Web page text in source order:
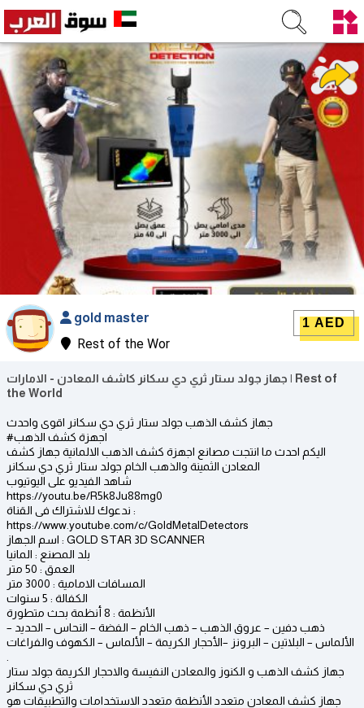
gold master
Rest of the Wor
1 AED
جهاز جولد ستار ثري دي سكانر كاشف المعادن - الامارات | Rest of
the World
جهاز كشف الذهب جولد ستار ثري دي سكانر اقوى واحدث
#اجهزة كشف الذهب
اليكم احدث ما انتجت مصانع اجهزة كشف الذهب الالمانية جهاز كشف
المعادن الثمينة والذهب الخام جولد ستار ثري دي سكانر
شاهد الفيديو على اليوتيوب
https://youtu.be/R5k8Ju88mg0
ندعوك للاشتراك فى القناة :
https://www.youtube.com/c/GoldMetalDetectors
اسم الجهاز : GOLD STAR 3D SCANNER
بلد المصنع : المانيا
العمق : 50 متر
المسافات الامامية : 3000 متر
الكفالة : 5 سنوات
الأنظمة : 8 أنظمة بحث متطورة
ذهب دفين – عروق الذهب – ذهب الخام – الفضة – النحاس – الحديد –
الألماس – البلاتين – البرونز –الأحجار الكريمة – الألماس – الكهوف والفراغات
جهاز كشف الذهب و الكنوز والمعادن النفيسة والاحجار الكريمة جولد ستار
ثري دي سكانر
جهاز كشف المعادن متعدد الأنظمة متعدد الاستخدامات والتطبيقات هو